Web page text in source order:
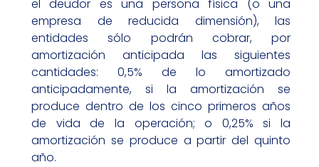
el deudor es una persona física (o una
empresa de reducida dimensión), las
entidades sólo podrán cobrar, por
amortización anticipada las siguientes
cantidades: 0,5% de lo amortizado
anticipadamente, si la amortización se
produce dentro de los cinco primeros años
de vida de la operación; o 0,25% si la
amortización se produce a partir del quinto
año.